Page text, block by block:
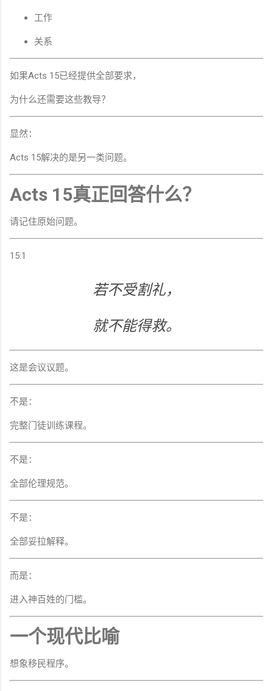
工作
关系
如果Acts 15已经提供全部要求，
为什么还需要这些教导？
显然：
Acts 15解决的是另一类问题。
Acts 15真正回答什么？
请记住原始问题。
15:1
若不受割礼，
就不能得救。
这是会议议题。
不是：
完整门徒训练课程。
不是：
全部伦理规范。
不是：
全部妥拉解释。
而是：
进入神百姓的门槛。
一个现代比喻
想象移民程序。